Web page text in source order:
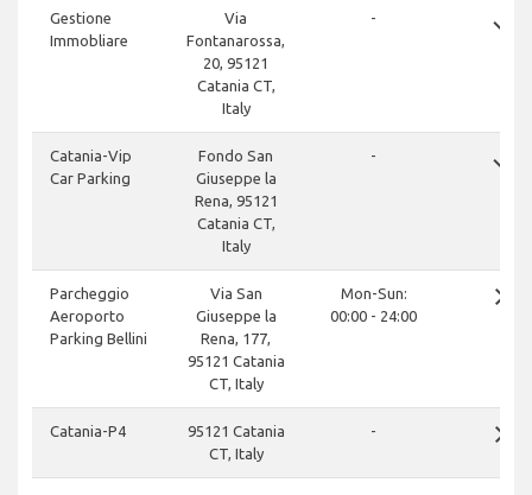
Gestione
Immobliare
Via
Fontanarossa,
20, 95121
Catania CT,
Italy
- done
Catania-Vip
Car Parking
Fondo San
Giuseppe la
Rena, 95121
Catania CT,
Italy
- done
Parcheggio
Aeroporto
Parking Bellini
Via San
Giuseppe la
Rena, 177,
95121 Catania
CT, Italy
Mon-Sun:
00:00 - 24:00
close
Catania-P4
95121 Catania
CT, Italy
- close